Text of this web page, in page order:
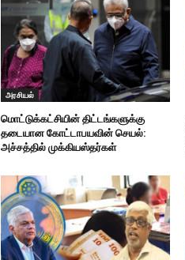
அரசியல்
மொட்டுக்கட்சியின் திட்டங்களுக்கு
தடையான கோட்டாபயவின் செயல்:
அச்சத்தில் முக்கியஸ்தர்கள்